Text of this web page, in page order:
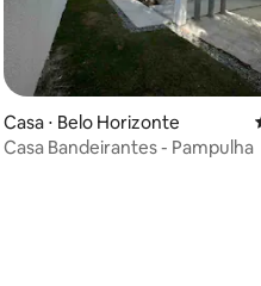
média de 5, 27
Casa ⋅ Belo Horizonte
Casa Bandeirantes - Pampulha